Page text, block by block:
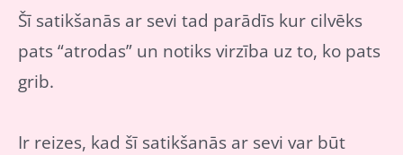
Šī satikšanās ar sevi tad parādīs kur cilvēks
pats “atrodas” un notiks virzība uz to, ko pats
grib.
Ir reizes, kad šī satikšanās ar sevi var būt